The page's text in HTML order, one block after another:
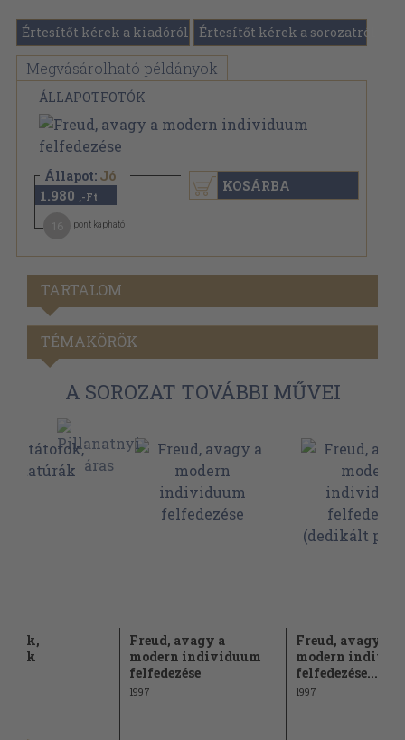
Értesítőt kérek a kiadóról Értesítőt kérek a sorozatról
Megvásárolható példányok
ÁLLAPOTFOTÓK
Állapot: Jó
1.980 ,-Ft
pont kapható
KOSÁRBA
TARTALOM
TÉMAKÖRÖK
A SOROZAT TOVÁBBI MŰVEI
Freud, avagy a
modern individuum
felfedezése
1997
Freud, avagy a
modern
felfedezése...
1997